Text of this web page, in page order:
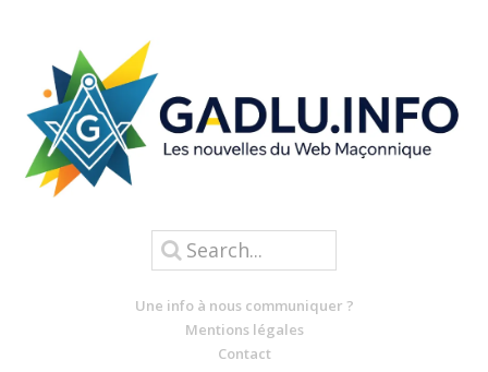
Une info à nous communiquer ?
Mentions légales
Contact